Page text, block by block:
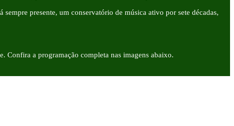
presente, um conservatório de música ativo por sete décadas,
Confira a programação completa nas imagens abaixo.